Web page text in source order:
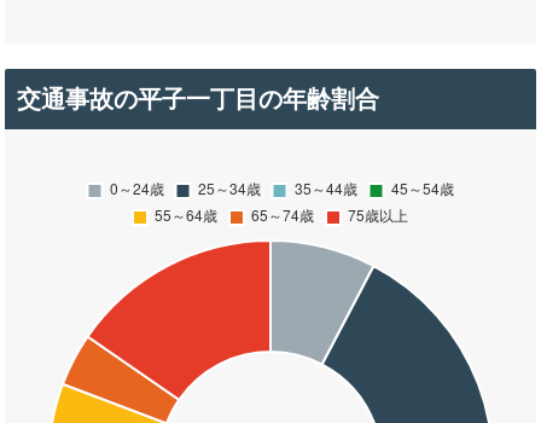
交通事故の平子一丁目の年齢割合